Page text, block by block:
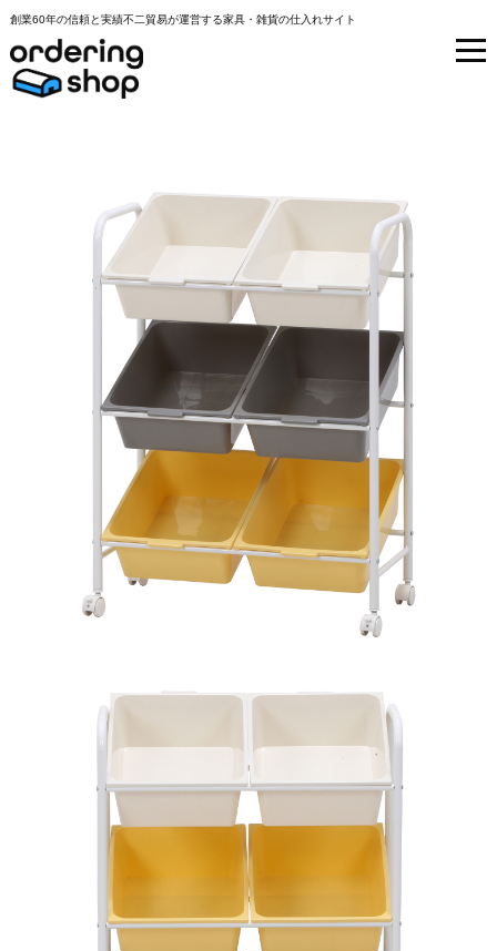
創業60年の信頼と実績不二貿易が運営する家具・雑貨の仕入れサイト